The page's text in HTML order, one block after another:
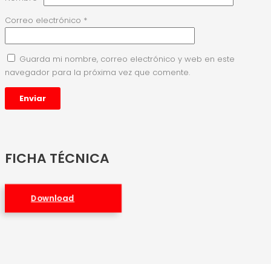
Correo electrónico *
Guarda mi nombre, correo electrónico y web en este
navegador para la próxima vez que comente.
FICHA TÉCNICA
Download